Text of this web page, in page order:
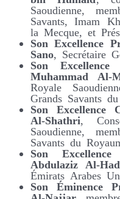
Saoudienne,
Savants, Imam
la Mecque, et
Son Excellence
Sano, Secrétaire
Son
Muhammad Al-
Royale
Grands Savants
Son Excellence
Al-Shathri ,
Saoudienne,
Savants du
Son
Abdulaziz Al-
Émirats Arabes
Son Éminence
Al-Najjar,